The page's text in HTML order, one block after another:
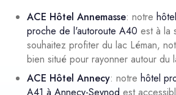
ACE Hôtel Annemasse: notre
proche de l'autoroute A40 est à la
souhaitez profiter du lac Léman,
bien situé pour rayonner autour du
ACE Hôtel Annecy: notre hôtel